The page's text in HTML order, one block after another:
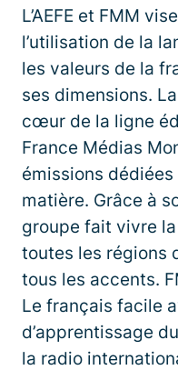
L’AEFE et FMM
l’utilisation de la
les valeurs de la
ses dimensions.
cœur de la ligne
France Médias
émissions
matière. Grâce à
groupe fait vivre
toutes les régions
tous les accents.
Le français facile
d’apprentissage
la radio